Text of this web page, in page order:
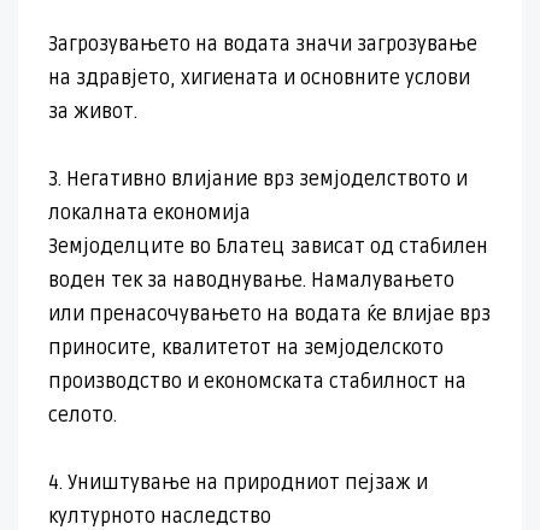
Загрозувањето на водата значи загрозување
на здравјето, хигиената и основните услови
за живот.
3. Негативно влијание врз земјоделството и
локалната економија
Земјоделците во Блатец зависат од стабилен
воден тек за наводнување. Намалувањето
или пренасочувањето на водата ќе влијае врз
приносите, квалитетот на земјоделското
производство и економската стабилност на
селото.
4. Уништување на природниот пејзаж и
културното наследство